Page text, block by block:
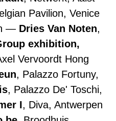
Pavilion, Venice
Dries Van Noten,
exhibition,
Vervoordt Hong
, Palazzo Fortuny,
, Palazzo De' Toschi,
I, Diva, Antwerpen